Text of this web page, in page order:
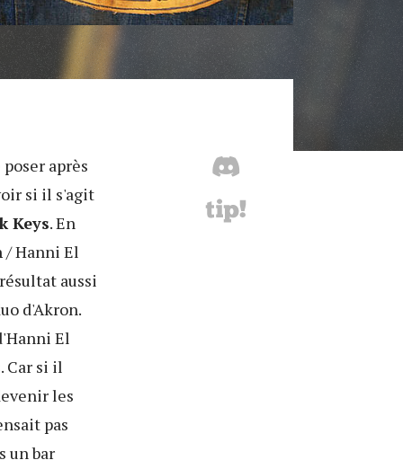
après
si il s'agit
Keys. En
/ Hanni El
aussi
d'Akron.
El
Car si il
les
pas
un bar